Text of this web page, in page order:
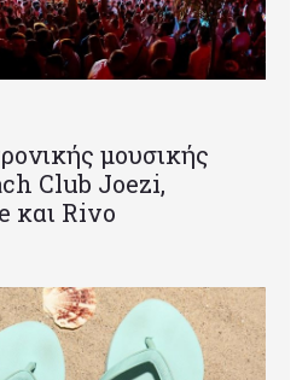
μουσικής
Club Joezi,
και Rivo